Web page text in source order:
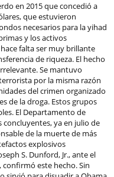
en 2015 que concedió a
que estuvieron
necesarios para la yihad
y los activos
falta ser muy brillante
de riqueza. El hecho
Se mantuvo
por la misma razón
del crimen organizado
de la droga. Estos grupos
El Departamento de
concluyentes, ya en julio de
de la muerte de más
explosivos
S. Dunford, Jr., ante el
confirmó este hecho. Sin